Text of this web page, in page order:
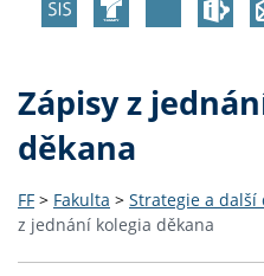
Zápisy z
děkana
FF > Fakulta > Strategie a další
z jednání kolegia děkana